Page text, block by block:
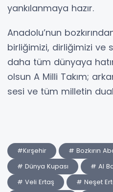
yankılanmaya hazır.
Anadolu’nun
birliğimizi, dirliğimizi ve
daha tüm dünyaya
olsun A Milli Takım;
sesi ve tüm milletin
#Kırşehir # Bozkırın
# Dünya Kupası
# Al
# Veli Ertaş
# Neşet